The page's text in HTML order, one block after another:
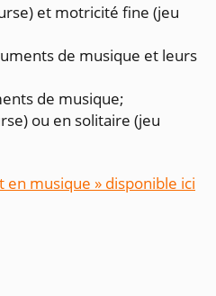
et motricité fine (jeu
de musique et leurs
de musique;
ou en solitaire (jeu
en musique » disponible ici